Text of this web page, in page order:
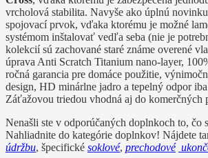
vrcholová stabilita. Navyše ako úplnú
spojovací prvok, vďaka ktorému je možné
systémom inštalovať vedľa seba (nie je
kolekcií sú zachované staré známe overené
úprava Anti Scratch Titanium nano-layer,
ročná garancia pre domáce použitie,
design, HD minárlne jadro a tepelný odpor
Záťažovou triedou vhodná aj do komerčných
Nenašli ste v odporúčaných doplnkoch to, čo
Nahliadnite do kategórie doplnkov! Nájdete
údržbu, špecifické soklové, prechodové